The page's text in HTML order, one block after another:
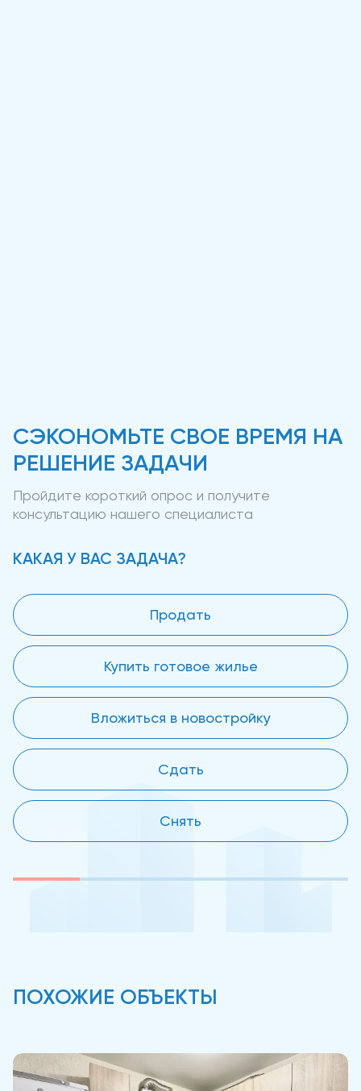
СЭКОНОМЬТЕ СВОЕ ВРЕМЯ НА
РЕШЕНИЕ ЗАДАЧИ
Пройдите короткий опрос и получите
консультацию нашего специалиста
КАКАЯ У ВАС ЗАДАЧА?
Продать
Купить готовое жилье
Вложиться в новостройку
Сдать
Снять
ПОХОЖИЕ ОБЪЕКТЫ